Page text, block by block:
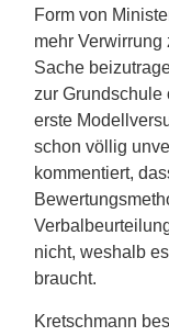
Form von
mehr
Sache
zur Grundschule
erste
schon völlig
kommentiert,
nicht, weshalb
braucht.
Kretschmann